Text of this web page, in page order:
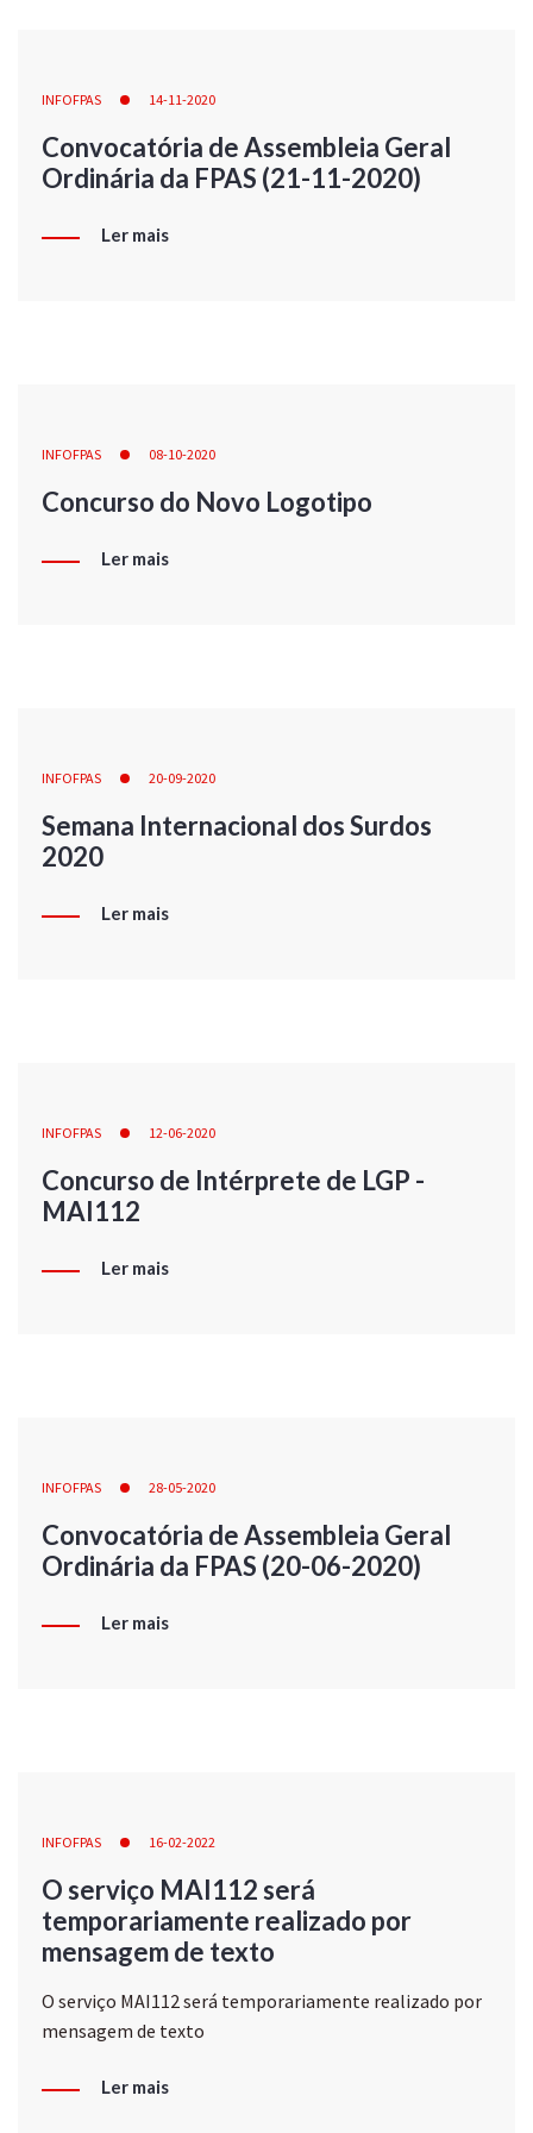
INFOFPAS 14-11-2020
Convocatória de Assembleia Geral
Ordinária da FPAS (21-11-2020)
Ler mais
INFOFPAS 08-10-2020
Concurso do Novo Logotipo
Ler mais
INFOFPAS 20-09-2020
Semana Internacional dos Surdos
2020
Ler mais
INFOFPAS 12-06-2020
Concurso de Intérprete de LGP -
MAI112
Ler mais
INFOFPAS 28-05-2020
Convocatória de Assembleia Geral
Ordinária da FPAS (20-06-2020)
Ler mais
INFOFPAS 16-02-2022
O serviço MAI112 será
temporariamente realizado por
mensagem de texto
O serviço MAI112 será temporariamente realizado por
mensagem de texto
Ler mais